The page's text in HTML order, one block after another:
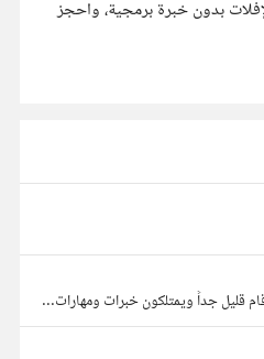
بدون خبرة برمجية، واحجز
لكن أعتقد أن الذين يحققون هذه الارقام قليل جداً ويمتلكون خبرات ومهارات غير عادية